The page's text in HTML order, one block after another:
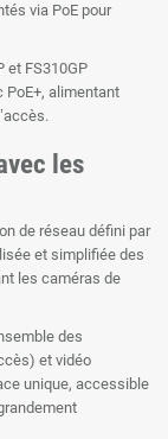
via PoE pour
et FS310GP
PoE+, alimentant
les
de réseau défini par
et simplifiée des
les caméras de
des
et vidéo
unique, accessible